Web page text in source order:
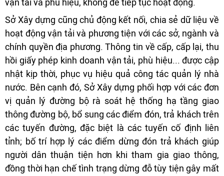
vận tải và phù hiệu, không để tiếp tục hoạt động.
Sở Xây dựng cũng chủ động kết nối, chia sẻ dữ liệu về
hoạt động vận tải và phương tiện với các sở, ngành và
chính quyền địa phương. Thông tin về cấp, cấp lại, thu
hồi giấy phép kinh doanh vận tải, phù hiệu... được cập
nhật kịp thời, phục vụ hiệu quả công tác quản lý nhà
nước. Bên cạnh đó, Sở Xây dựng phối hợp với các đơn
vị quản lý đường bộ rà soát hệ thống hạ tầng giao
thông đường bộ, bổ sung các điểm đón, trả khách trên
các tuyến đường, đặc biệt là các tuyến cố định liên
tỉnh; bố trí hợp lý các điểm dừng đón trả khách giúp
người dân thuận tiện hơn khi tham gia giao thông,
đồng thời hạn chế tình trạng dừng đỗ tùy tiện gây mất